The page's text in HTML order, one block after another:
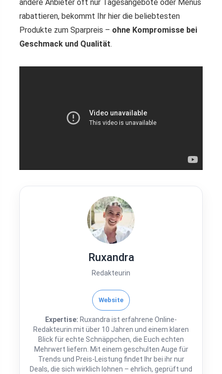
andere Anbieter oft nur Tagesangebote oder Menüs
rabattieren, bekommt Ihr hier die beliebtesten
Produkte zum Sparpreis – ohne Kompromisse bei
Geschmack und Qualität.
Ruxandra
Redakteurin
Website
Expertise: Ruxandra ist erfahrene Online-
Redakteurin mit über 10 Jahren und einem klaren
Blick für echte Schnäppchen, die Euch echten
Mehrwert liefern. Mit einem geschulten Auge für
Trends und Preis-Leistung findet Ihr bei ihr nur
Deals, die sich wirklich lohnen – ehrlich, geprüft und